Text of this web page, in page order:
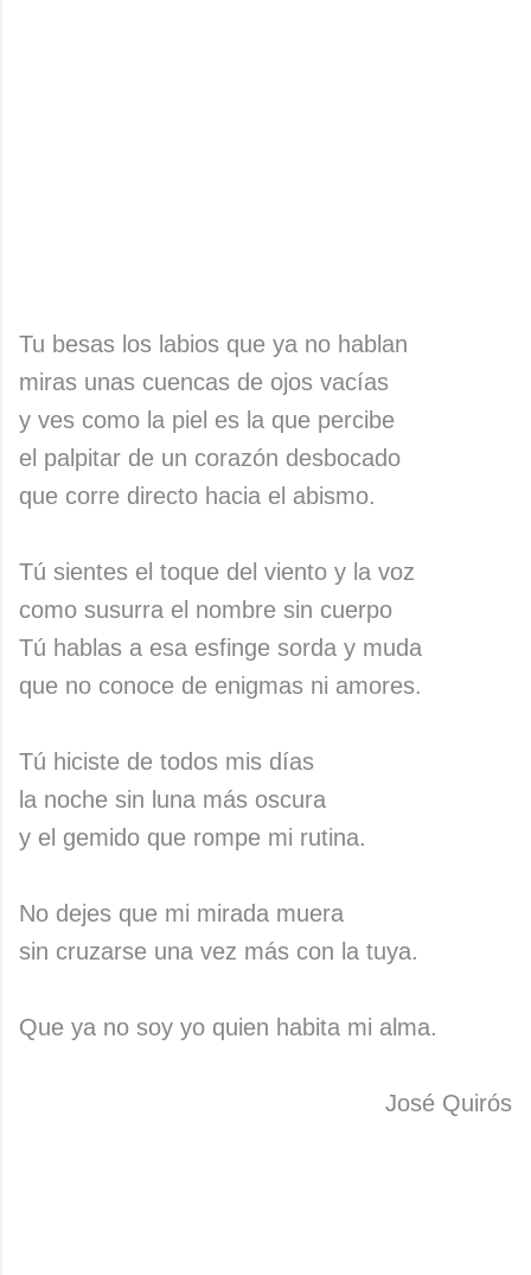
Tu besas los labios que ya no hablan
miras unas cuencas de ojos vacías
y ves como la piel es la que percibe
el palpitar de un corazón desbocado
que corre directo hacia el abismo.
Tú sientes el toque del viento y la voz
como susurra el nombre sin cuerpo
Tú hablas a esa esfinge sorda y muda
que no conoce de enigmas ni amores.
Tú hiciste de todos mis días
la noche sin luna más oscura
y el gemido que rompe mi rutina.
No dejes que mi mirada muera
sin cruzarse una vez más con la tuya.
Que ya no soy yo quien habita mi alma.
José Quirós